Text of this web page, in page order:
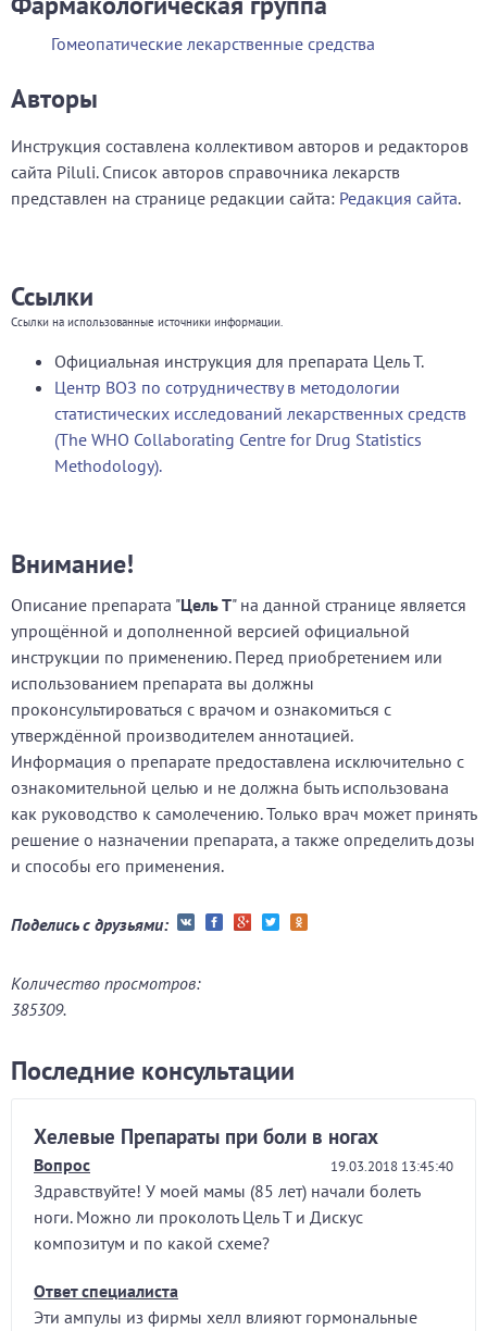
Гомеопатические лекарственные средства
Авторы
Инструкция составлена коллективом авторов и редакторов
сайта Piluli. Список авторов справочника лекарств
представлен на странице редакции сайта: Редакция сайта.
Ссылки
Ссылки на использованные источники информации.
Официальная инструкция для препарата Цель Т.
Центр ВОЗ по сотрудничеству в методологии
статистических исследований лекарственных средств
(The WHO Collaborating Centre for Drug Statistics
Methodology).
Внимание!
Описание препарата "Цель Т" на данной странице является
упрощённой и дополненной версией официальной
инструкции по применению. Перед приобретением или
использованием препарата вы должны
проконсультироваться с врачом и ознакомиться с
утверждённой производителем аннотацией.
Информация о препарате предоставлена исключительно с
ознакомительной целью и не должна быть использована
как руководство к самолечению. Только врач может принять
решение о назначении препарата, а также определить дозы
и способы его применения.
Поделись с друзьями:
Количество просмотров:
385309.
Последние консультации
Хелевые Препараты при боли в ногах
Вопрос 19.03.2018 13:45:40
Здравствуйте! У моей мамы (85 лет) начали болеть
ноги. Можно ли проколоть Цель Т и Дискус
композитум и по какой схеме?
Ответ специалиста
Эти ампулы из фирмы хелл влияют гормональные